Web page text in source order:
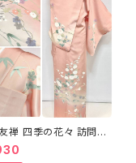
禅 四季の花々 訪問着
サーモンピンク クリー
花色 1434